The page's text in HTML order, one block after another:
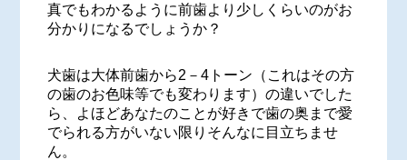
真でもわかるように前歯より少しくらいのがお
分かりになるでしょうか？
犬歯は大体前歯から2－4トーン（これはその方
の歯のお色味等でも変わります）の違いでした
ら、よほどあなたのことが好きで歯の奥まで愛
でられる方がいない限りそんなに目立ちませ
ん。